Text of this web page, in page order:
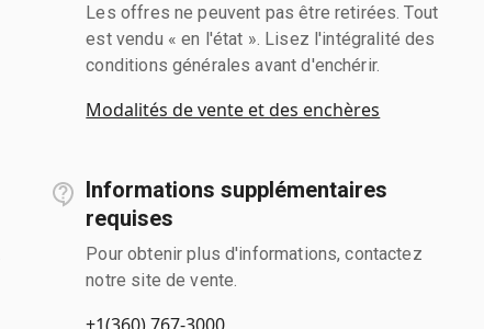
Les offres ne peuvent pas être retirées. Tout
est vendu « en l'état ». Lisez l'intégralité des
conditions générales avant d'enchérir.
Modalités de vente et des enchères
Informations supplémentaires
requises
Pour obtenir plus d'informations, contactez
notre site de vente.